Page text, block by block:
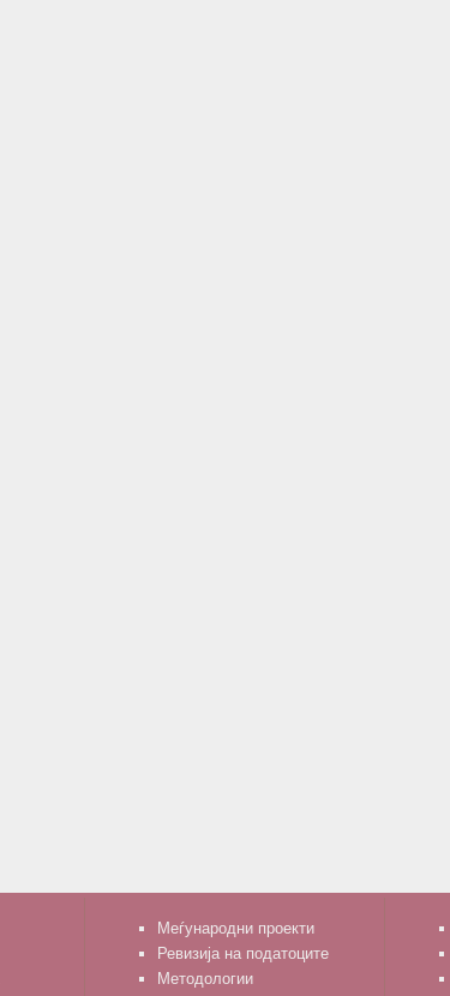
Меѓународни проекти
Ревизија на податоците
Методологии